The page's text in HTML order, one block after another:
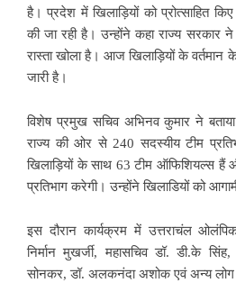
है। प्रदेश में खिलाड़ियों को प्रोत्साहित
की जा रही है। उन्होंने कहा राज्य सरकार ने
रास्ता खोला है। आज खिलाड़ियों के वर्तमान
जारी है।
विशेष प्रमुख सचिव अभिनव कुमार ने
राज्य की ओर से 240 सदस्यीय टीम
खिलाड़ियों के साथ 63 टीम ऑफिशियल्स
प्रतिभाग करेगी। उन्होंने खिलाडियों को
इस दौरान कार्यक्रम में उत्तराचंल
निर्मान मुखर्जी, महासचिव डॉ. डी.के
सोनकर, डॉ. अलकनंदा अशोक एवं अन्य लोग